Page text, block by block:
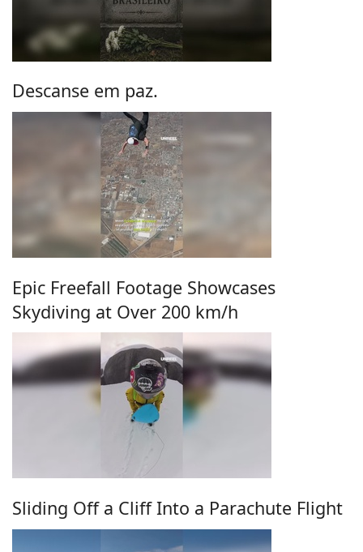
Descanse em paz.
Epic Freefall Footage Showcases
Skydiving at Over 200 km/h
Sliding Off a Cliff Into a Parachute Flight